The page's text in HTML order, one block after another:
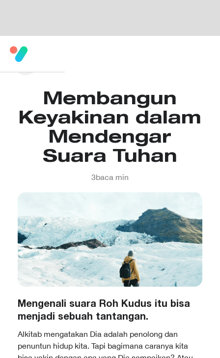
Membangun
Keyakinan dalam
Mendengar
Suara Tuhan
3baca min
Mengenali suara Roh Kudus itu bisa
menjadi sebuah tantangan.
Alkitab mengatakan Dia adalah penolong dan
penuntun hidup kita. Tapi bagimana caranya kita